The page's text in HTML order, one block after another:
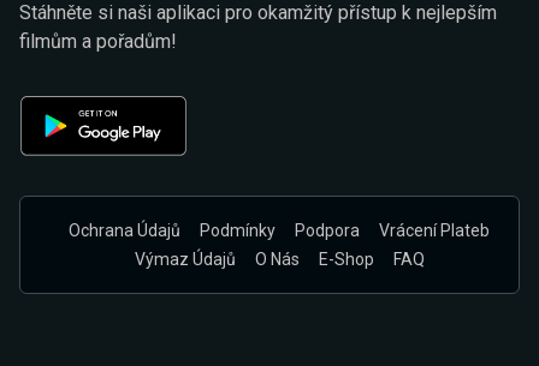
Stáhněte si naši aplikaci pro okamžitý přístup k nejlepším
filmům a pořadům!
Ochrana Údajů Podmínky Podpora
Vrácení Plateb
Výmaz Údajů
O Nás E-Shop FAQ